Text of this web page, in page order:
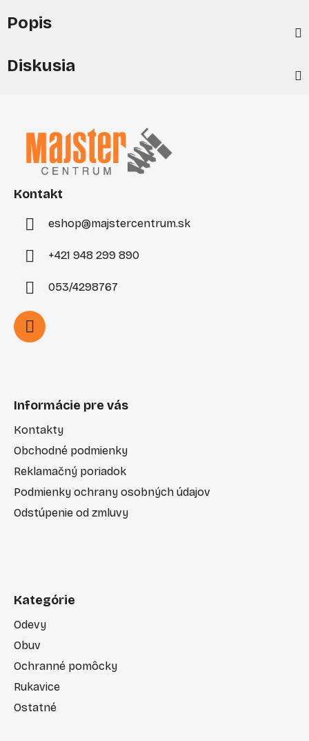
Popis
Diskusia
Kontakt
eshop@majstercentrum.sk
+421 948 299 890
053/4298767
Informácie pre vás
Kontakty
Obchodné podmienky
Reklamačný poriadok
Podmienky ochrany osobných údajov
Odstúpenie od zmluvy
Kategórie
Odevy
Obuv
Ochranné pomôcky
Rukavice
Ostatné